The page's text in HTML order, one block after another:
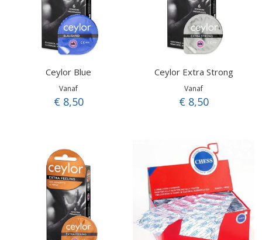
Ceylor Blue
Vanaf
€ 8,50
Ceylor Extra Strong
Vanaf
€ 8,50